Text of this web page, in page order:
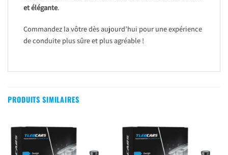
et élégante.
Commandez la vôtre dès aujourd’hui pour une expérience
de conduite plus sûre et plus agréable !
PRODUITS SIMILAIRES